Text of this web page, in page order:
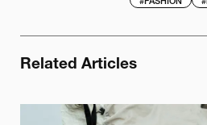
#FASHION #
Related Articles